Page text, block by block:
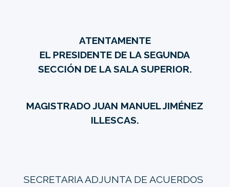
ATENTAMENTE
EL PRESIDENTE DE LA SEGUNDA
SECCIÓN DE LA SALA SUPERIOR.
MAGISTRADO JUAN MANUEL JIMÉNEZ
ILLESCAS.
SECRETARIA ADJUNTA DE ACUERDOS